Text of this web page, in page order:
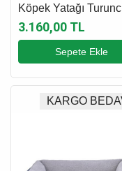
Köpek Yatağı
Beyaz Biye M - 80 x
Cm
3.160,00 TL
Sepete Ekle
KARGO